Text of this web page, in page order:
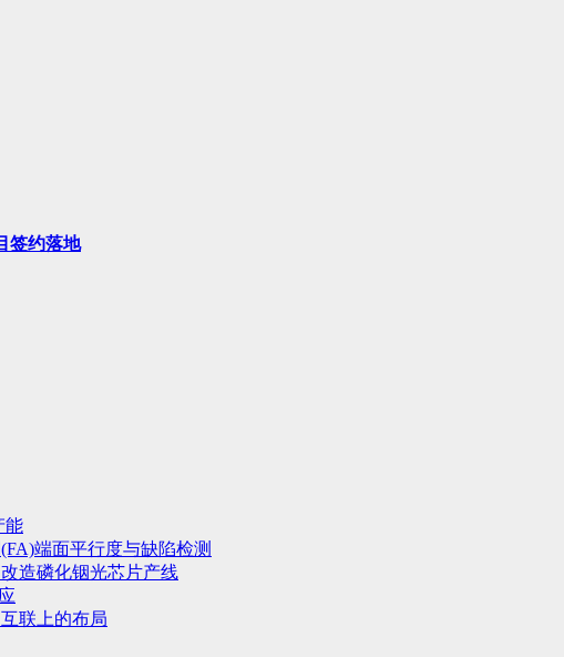
签约落地
能
端面平行度与缺陷检测
造磷化铟光芯片产线
联上的布局